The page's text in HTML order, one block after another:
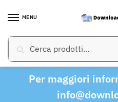
MENU
Cerca:Cerca
Per maggiori